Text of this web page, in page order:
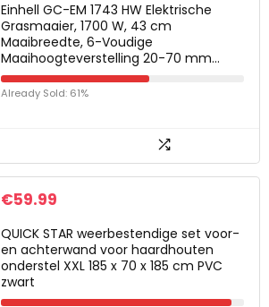
Einhell GC-EM 1743 HW Elektrische
Grasmaaier, 1700 W, 43 cm
Maaibreedte, 6-Voudige
Maaihoogteverstelling 20-70 mm…
Already Sold: 61%
€59.99
QUICK STAR weerbestendige set voor-
en achterwand voor haardhouten
onderstel XXL 185 x 70 x 185 cm PVC
zwart